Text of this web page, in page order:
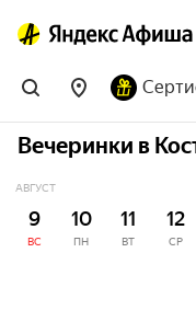
Вечеринки в
АВГУСТ
9
ВС
10
ПН
11
ВТ
12
СР